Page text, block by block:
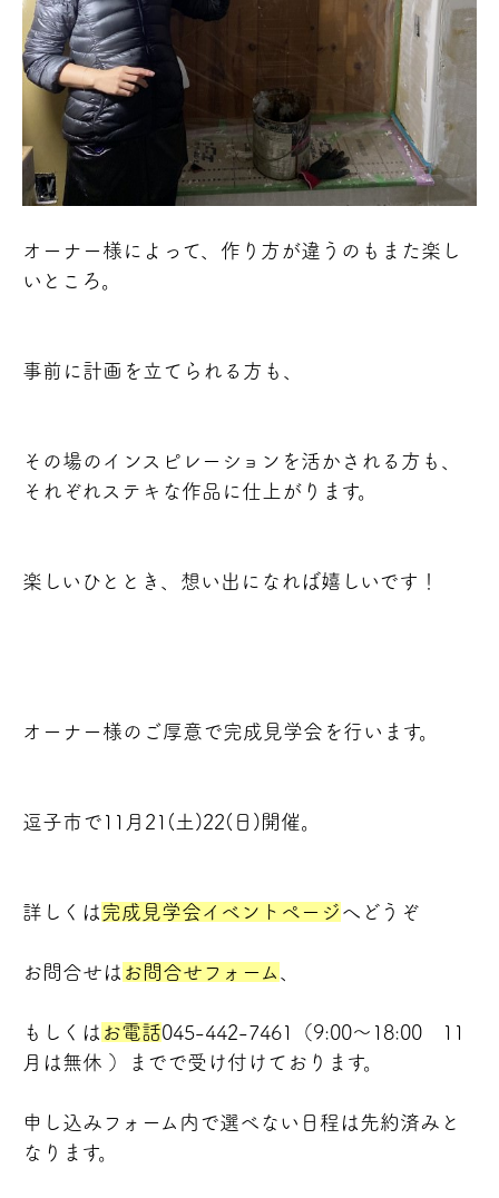
オーナー様によって、作り方が違うのもまた楽し
いところ。
事前に計画を立てられる方も、
その場のインスピレーションを活かされる方も、
それぞれステキな作品に仕上がります。
楽しいひととき、想い出になれば嬉しいです！
オーナー様のご厚意で完成見学会を行います。
逗子市で11月21(土)22(日)開催。
詳しくは 完成見学会イベントページ へどうぞ
お問合せは お問合せフォーム
もしくは お電話045-442-7461
（9:00～18:00 11
月は無休 ）までで受け付けております。
申し込みフォーム内で選べない日程は先約済みと
なります。